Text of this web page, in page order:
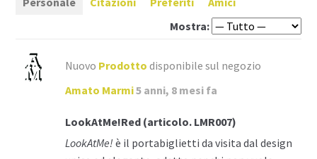
Mostra:
Nuovo Prodotto disponibile sul negozio
Amato Marmi5 anni, 8 mesi fa
LookAtMe!Red (articolo. LMR007)
LookAtMe! è il portabiglietti da visita dal design